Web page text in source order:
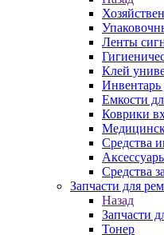
Ленты
Клей
Инвентарь
Емкости
Коврики
Средства
Средства
Запчасти для
Назад
Запчасти
Тонер